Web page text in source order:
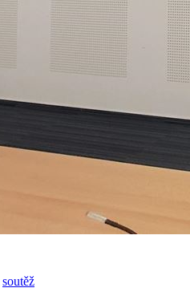
soutěž